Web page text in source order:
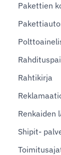
Pakettien
Rahtikirja
Renkaiden
Shipit-